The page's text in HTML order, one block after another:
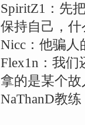
SpiritZ1：先
保持自己，
Nicc：他骗人
Flex1n：我
拿的是某个故
NaThanD教练